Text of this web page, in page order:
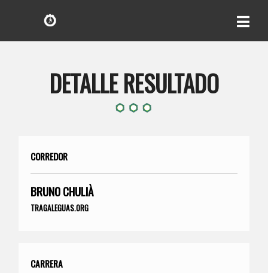
DETALLE RESULTADO
CORREDOR
BRUNO CHULIÀ
TRAGALEGUAS.ORG
CARRERA